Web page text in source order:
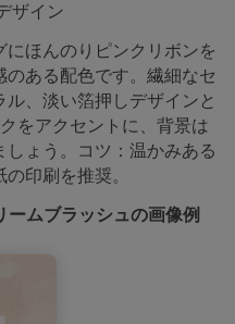
ザイン
ほんのりピンクリボンを
ある配色です。繊細なセ
、淡い箔押しデザインと
をアクセントに、背景は
ょう。コツ：温かみある
印刷を推奨。
ムブラッシュの画像例